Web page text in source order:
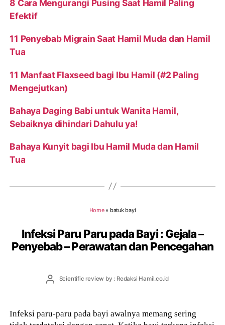
8 Cara Mengurangi Pusing Saat Hamil Paling
Efektif
11 Penyebab Migrain Saat Hamil Muda dan Hamil
Tua
11 Manfaat Flaxseed bagi Ibu Hamil (#2 Paling
Mengejutkan)
Bahaya Daging Babi untuk Wanita Hamil,
Sebaiknya dihindari Dahulu ya!
Bahaya Kunyit bagi Ibu Hamil Muda dan Hamil
Tua
Home» batuk bayi
Infeksi Paru Paru pada Bayi : Gejala –
Penyebab – Perawatan dan Pencegahan
PostScientific review by : Redaksi Hamil.co.id
Infeksi paru-paru pada bayi awalnya memang sering